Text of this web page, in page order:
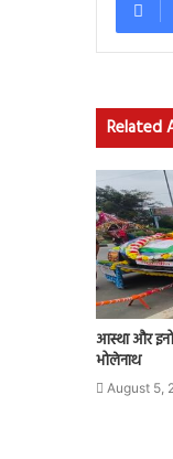
Related
आस्था और
भोलेनाथ
August 5,